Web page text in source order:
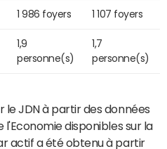
1 986 foyers 1 107 foyers
1,9
personne(s)
1,7
personne(s)
le JDN à partir des données
l'Economie disponibles sur la
actif a été obtenu à partir